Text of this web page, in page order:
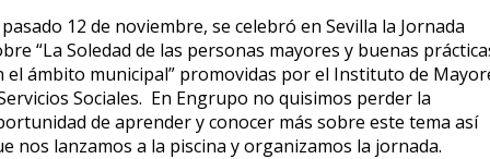
pasado 12 de noviembre, se celebró en Sevilla la Jornada
“La Soledad de las personas mayores y buenas
el ámbito municipal” promovidas por el Instituto de
Sociales. En Engrupo no quisimos perder la
de aprender y conocer más sobre este tema así
nos lanzamos a la piscina y organizamos la jornada.